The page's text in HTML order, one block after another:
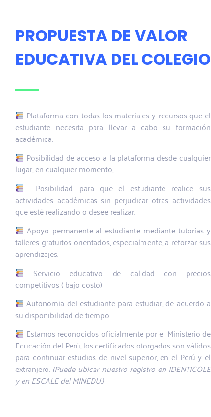
PROPUESTA DE VALOR
EDUCATIVA DEL COLEGIO
Plataforma con todas los materiales y recursos que el
estudiante necesita para llevar a cabo su formación
académica.
Posibilidad de acceso a la plataforma desde cualquier
lugar, en cualquier momento,
Posibilidad para que el estudiante realice sus
actividades académicas sin perjudicar otras actividades
que esté realizando o desee realizar.
Apoyo permanente al estudiante mediante tutorías y
talleres gratuitos orientados, especialmente, a reforzar sus
aprendizajes.
Servicio educativo de calidad con precios
competitivos ( bajo costo)
Autonomía del estudiante para estudiar, de acuerdo a
su disponibilidad de tiempo.
Estamos reconocidos oficialmente por el Ministerio de
Educación del Perú, los certificados otorgados son válidos
para continuar estudios de nivel superior, en el Perú y el
extranjero. (Puede ubicar nuestro registro en IDENTICOLE
y en ESCALE del MINEDU.)